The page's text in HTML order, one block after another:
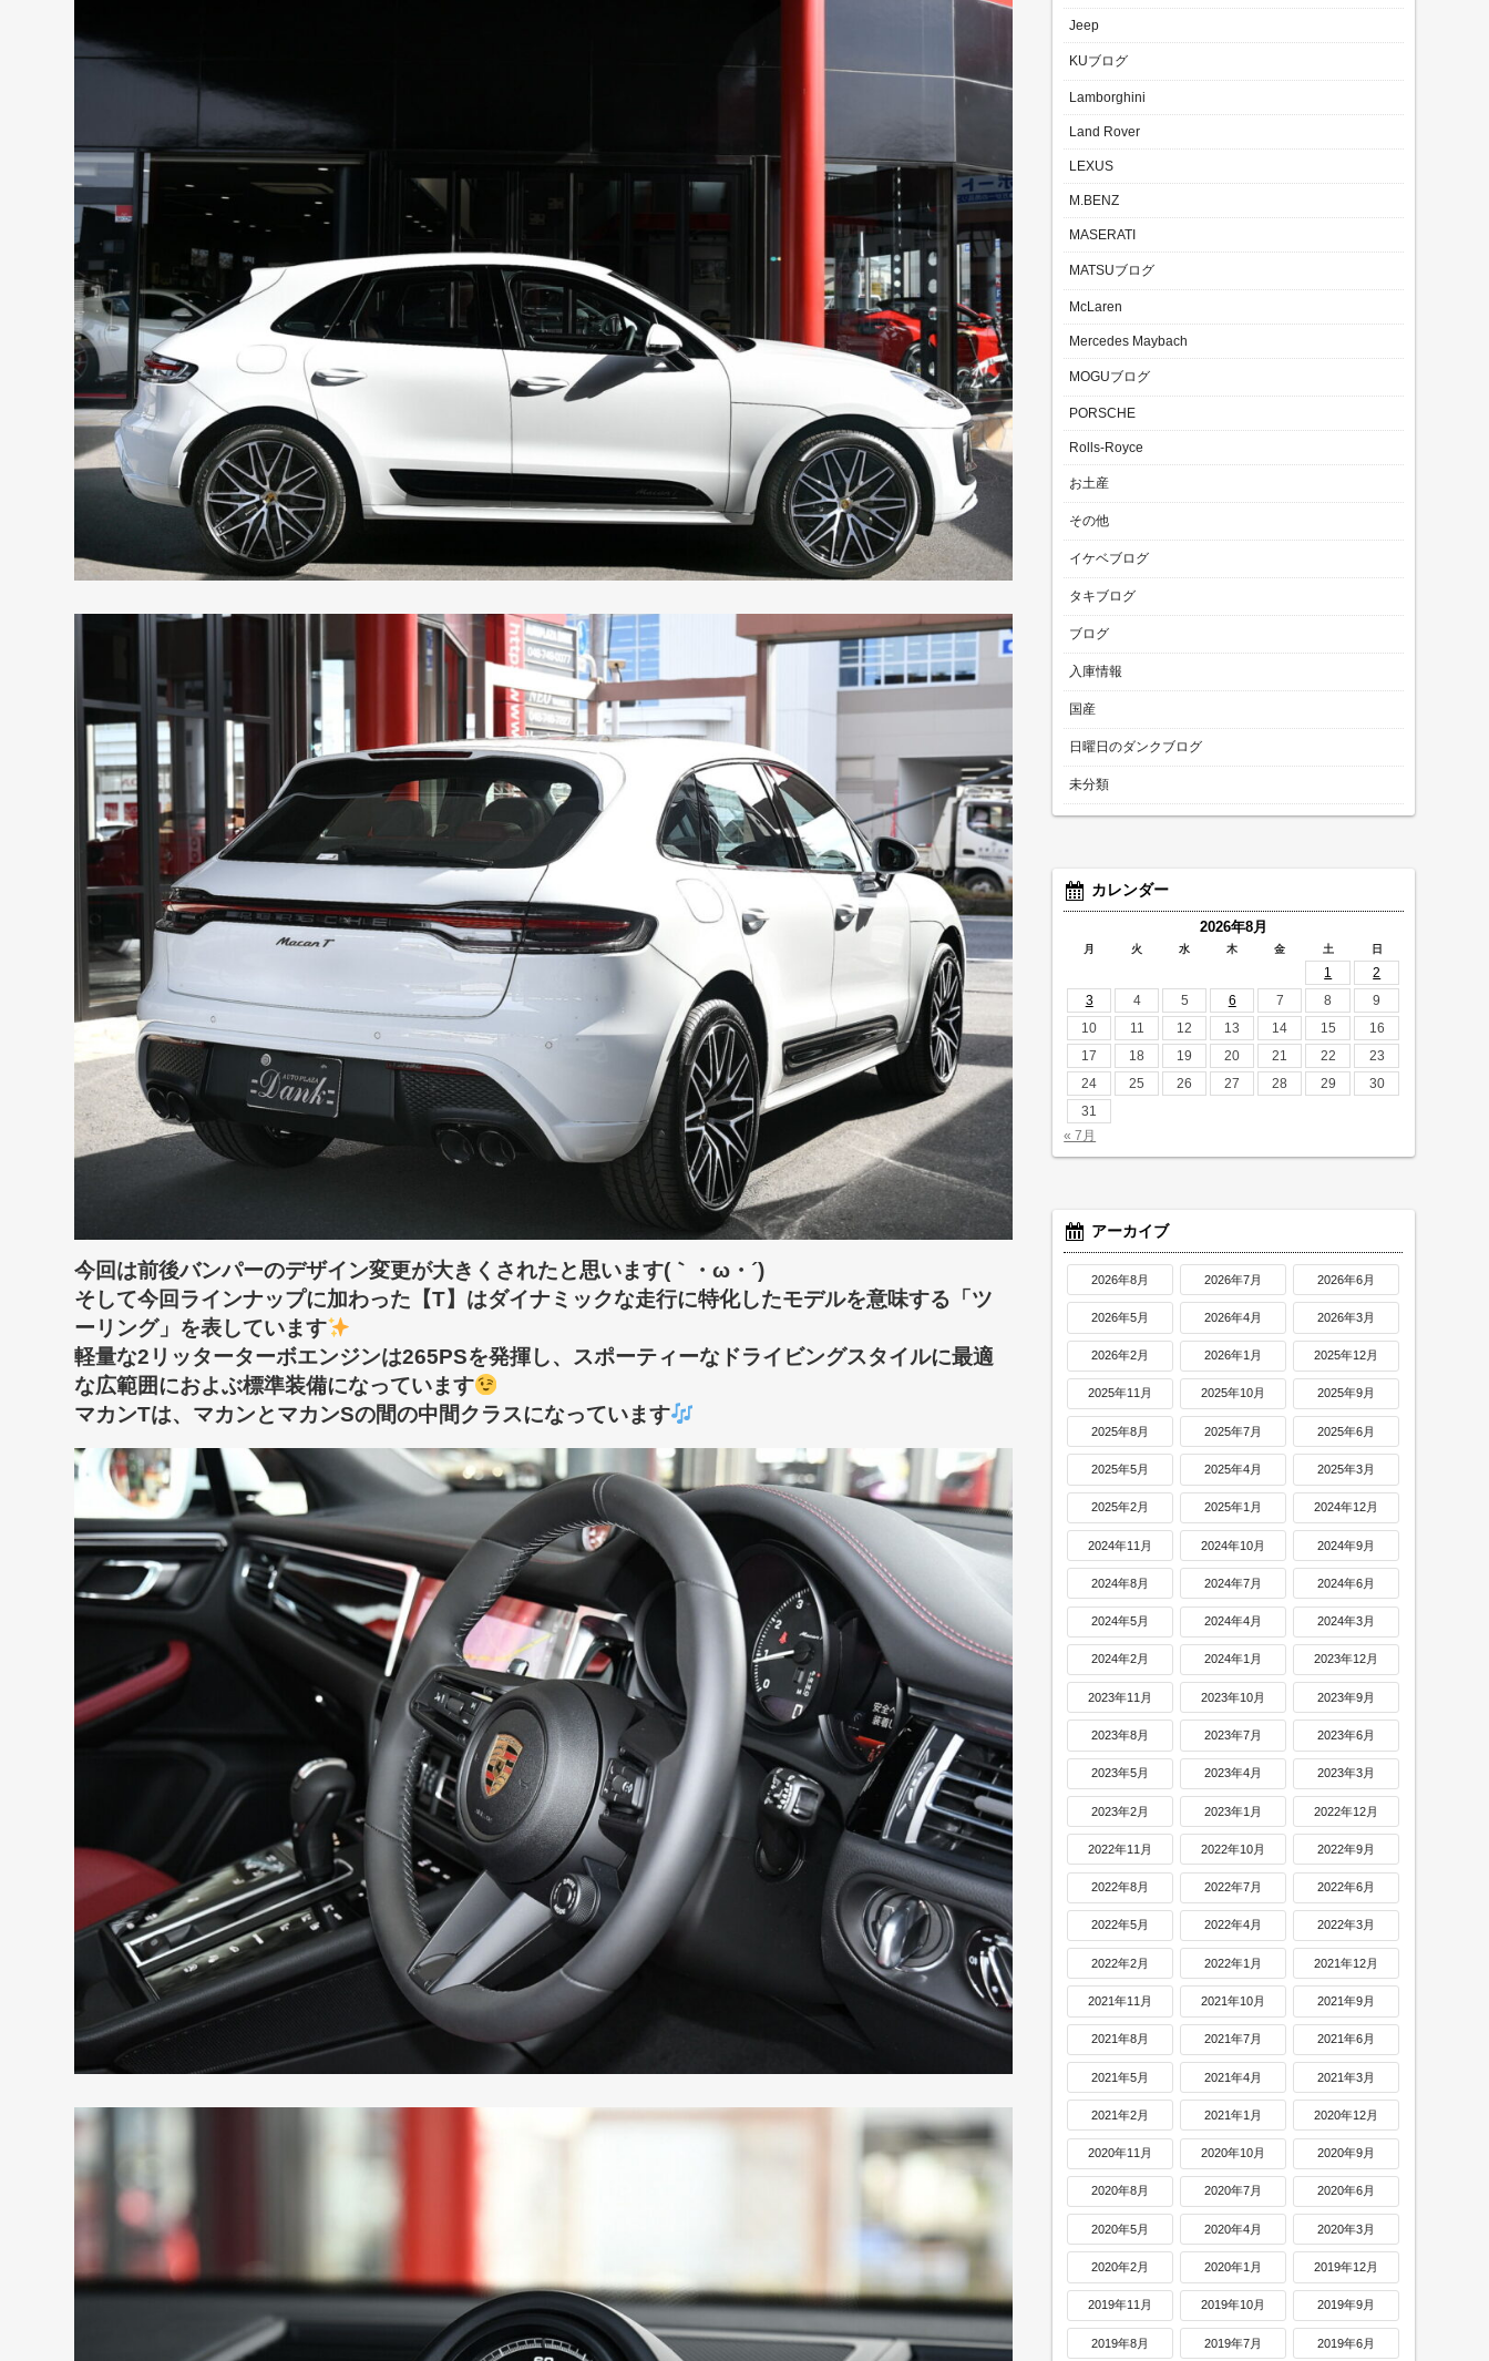
今回は前後バンパーのデザイン変更が大きくされたと思います(｀・ω・´)ゞ
そして今回ラインナップに加わった【T】はダイナミックな走行に特化したモデルを意味する「ツ
ーリング」を表しています
軽量な2リッターターボエンジンは265PSを発揮し、スポーティーなドライビングスタイルに最適
な広範囲におよぶ標準装備になっています
マカンTは、マカンとマカンSの間の中間クラスになっています
Jeep
KUブログ
Lamborghini
Land Rover
LEXUS
M.BENZ
MASERATI
MATSUブログ
McLaren
Mercedes Maybach
MOGUブログ
PORSCHE
Rolls-Royce
お土産
その他
イケベブログ
タキブログ
ブログ
入庫情報
国産
日曜日のダンクブログ
未分類
カレンダー
2026年8月
月 火 水 木 金 土 日
1
2
3
4 5 6 7 8
9
10
11 12 13 14 15
16
17
18 19 20 21 22
23
24
25 26 27 28 29
30
31
« 7月
アーカイブ
2026年8月 2026年7月 2026年6月
2026年5月 2026年4月 2026年3月
2026年2月 2026年1月 2025年12月
2025年11月 2025年10月 2025年9月
2025年8月 2025年7月 2025年6月
2025年5月 2025年4月 2025年3月
2025年2月 2025年1月 2024年12月
2024年11月 2024年10月 2024年9月
2024年8月 2024年7月 2024年6月
2024年5月 2024年4月 2024年3月
2024年2月 2024年1月 2023年12月
2023年11月 2023年10月 2023年9月
2023年8月 2023年7月 2023年6月
2023年5月 2023年4月 2023年3月
2023年2月 2023年1月 2022年12月
2022年11月 2022年10月 2022年9月
2022年8月 2022年7月 2022年6月
2022年5月 2022年4月 2022年3月
2022年2月 2022年1月 2021年12月
2021年11月 2021年10月 2021年9月
2021年8月 2021年7月 2021年6月
2021年5月 2021年4月 2021年3月
2021年2月 2021年1月 2020年12月
2020年11月 2020年10月 2020年9月
2020年8月 2020年7月 2020年6月
2020年5月 2020年4月 2020年3月
2020年2月 2020年1月 2019年12月
2019年11月 2019年10月 2019年9月
2019年8月 2019年7月 2019年6月